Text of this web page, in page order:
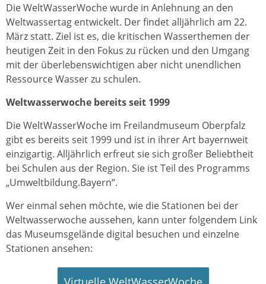
Die WeltWasserWoche wurde in Anlehnung an den
Weltwassertag entwickelt. Der findet alljährlich am 22.
März statt. Ziel ist es, die kritischen Wasserthemen der
heutigen Zeit in den Fokus zu rücken und den Umgang
mit der überlebenswichtigen aber nicht unendlichen
Ressource Wasser zu schulen.
Weltwasserwoche bereits seit 1999
Die WeltWasserWoche im Freilandmuseum Oberpfalz
gibt es bereits seit 1999 und ist in ihrer Art bayernweit
einzigartig. Alljährlich erfreut sie sich großer Beliebtheit
bei Schulen aus der Region. Sie ist Teil des Programms
„Umweltbildung.Bayern“.
Wer einmal sehen möchte, wie die Stationen bei der
Weltwasserwoche aussehen, kann unter folgendem Link
das Museumsgelände digital besuchen und einzelne
Stationen ansehen: